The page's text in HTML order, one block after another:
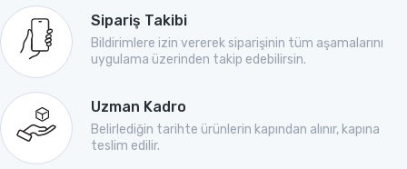
Sipariş Takibi
Bildirimlere izin vererek siparişinin tüm aşamalarını
uygulama üzerinden takip edebilirsin.
Uzman Kadro
Belirlediğin tarihte ürünlerin kapından alınır, kapına
teslim edilir.